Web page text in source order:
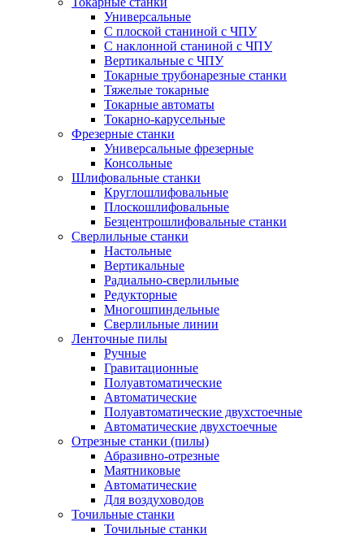
Универсальные
С плоской станиной с ЧПУ
С наклонной станиной с ЧПУ
Вертикальные с ЧПУ
Токарные трубонарезные станки
Тяжелые токарные
Токарные автоматы
Токарно-карусельные
Фрезерные станки
Универсальные фрезерные
Консольные
Шлифовальные станки
Круглошлифовальные
Плоскошлифовальные
Безцентрошлифовальные станки
Сверлильные станки
Настольные
Вертикальные
Радиально-сверлильные
Редукторные
Многошпиндельные
Сверлильные линии
Ленточные пилы
Ручные
Гравитационные
Полуавтоматические
Автоматические
Полуавтоматические двухстоечные
Автоматические двухстоечные
Отрезные станки (пилы)
Абразивно-отрезные
Маятниковые
Автоматические
Для воздуховодов
Точильные станки
Точильные станки